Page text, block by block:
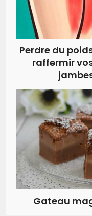
Perdre du
raffermir
Gateau